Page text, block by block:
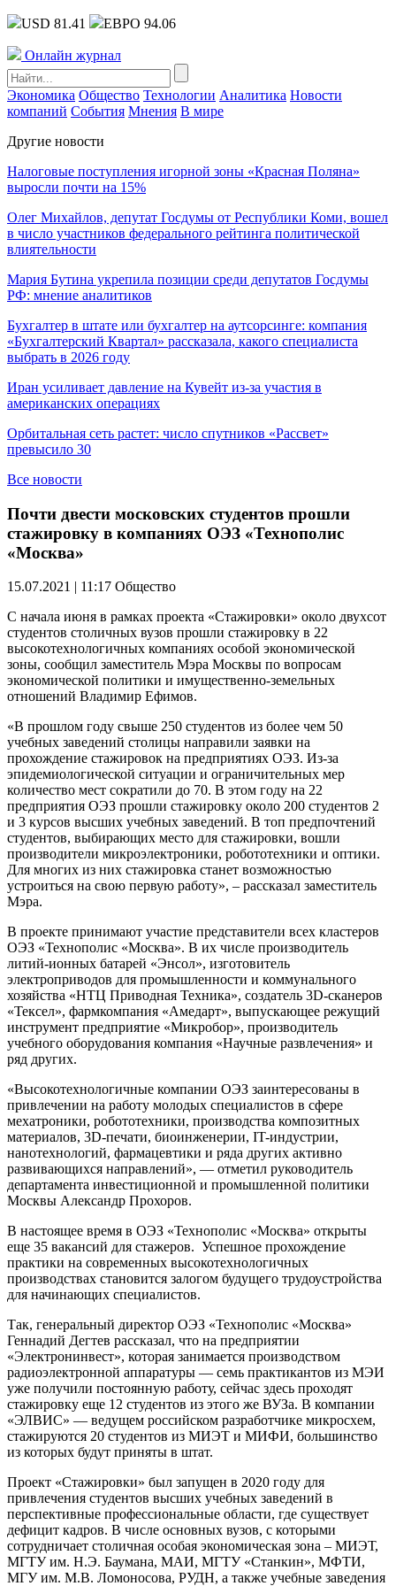
USD 81.41 ЕВРО 94.06
Онлайн журнал
Экономика Общество Технологии Аналитика Новости
компаний События Мнения В мире
Другие новости
Налоговые поступления игорной зоны «Красная Поляна»
выросли почти на 15%
Олег Михайлов, депутат Госдумы от Республики Коми, вошел
в число участников федерального рейтинга политической
влиятельности
Мария Бутина укрепила позиции среди депутатов Госдумы
РФ: мнение аналитиков
Бухгалтер в штате или бухгалтер на аутсорсинге: компания
«Бухгалтерский Квартал» рассказала, какого специалиста
выбрать в 2026 году
Иран усиливает давление на Кувейт из-за участия в
американских операциях
Орбитальная сеть растет: число спутников «Рассвет»
превысило 30
Все новости
Почти двести московских студентов прошли
стажировку в компаниях ОЭЗ «Технополис
«Москва»
15.07.2021 | 11:17 Общество
С начала июня в рамках проекта «Стажировки» около двухсот
студентов столичных вузов прошли стажировку в 22
высокотехнологичных компаниях особой экономической
зоны, сообщил заместитель Мэра Москвы по вопросам
экономической политики и имущественно-земельных
отношений Владимир Ефимов.
«В прошлом году свыше 250 студентов из более чем 50
учебных заведений столицы направили заявки на
прохождение стажировок на предприятиях ОЭЗ. Из-за
эпидемиологической ситуации и ограничительных мер
количество мест сократили до 70. В этом году на 22
предприятия ОЭЗ прошли стажировку около 200 студентов 2
и 3 курсов высших учебных заведений. В топ предпочтений
студентов, выбирающих место для стажировки, вошли
производители микроэлектроники, робототехники и оптики.
Для многих из них стажировка станет возможностью
устроиться на свою первую работу», – рассказал заместитель
Мэра.
В проекте принимают участие представители всех кластеров
ОЭЗ «Технополис «Москва». В их числе производитель
литий-ионных батарей «Энсол», изготовитель
электроприводов для промышленности и коммунального
хозяйства «НТЦ Приводная Техника», создатель 3D-сканеров
«Тексел», фармкомпания «Амедарт», выпускающее режущий
инструмент предприятие «Микробор», производитель
учебного оборудования компания «Научные развлечения» и
ряд других.
«Высокотехнологичные компании ОЭЗ заинтересованы в
привлечении на работу молодых специалистов в сфере
мехатроники, робототехники, производства композитных
материалов, 3D-печати, биоинженерии, IT-индустрии,
нанотехнологий, фармацевтики и ряда других активно
развивающихся направлений», — отметил руководитель
департамента инвестиционной и промышленной политики
Москвы Александр Прохоров.
В настоящее время в ОЭЗ «Технополис «Москва» открыты
еще 35 вакансий для стажеров. Успешное прохождение
практики на современных высокотехнологичных
производствах становится залогом будущего трудоустройства
для начинающих специалистов.
Так, генеральный директор ОЭЗ «Технополис «Москва»
Геннадий Дегтев рассказал, что на предприятии
«Электронинвест», которая занимается производством
радиоэлектронной аппаратуры — семь практикантов из МЭИ
уже получили постоянную работу, сейчас здесь проходят
стажировку еще 12 студентов из этого же ВУЗа. В компании
«ЭЛВИС» — ведущем российском разработчике микросхем,
стажируются 20 студентов из МИЭТ и МИФИ, большинство
из которых будут приняты в штат.
Проект «Стажировки» был запущен в 2020 году для
привлечения студентов высших учебных заведений в
перспективные профессиональные области, где существует
дефицит кадров. В числе основных вузов, с которыми
сотрудничает столичная особая экономическая зона – МИЭТ,
МГТУ им. Н.Э. Баумана, МАИ, МГТУ «Станкин», МФТИ,
МГУ им. М.В. Ломоносова, РУДН, а также учебные заведения